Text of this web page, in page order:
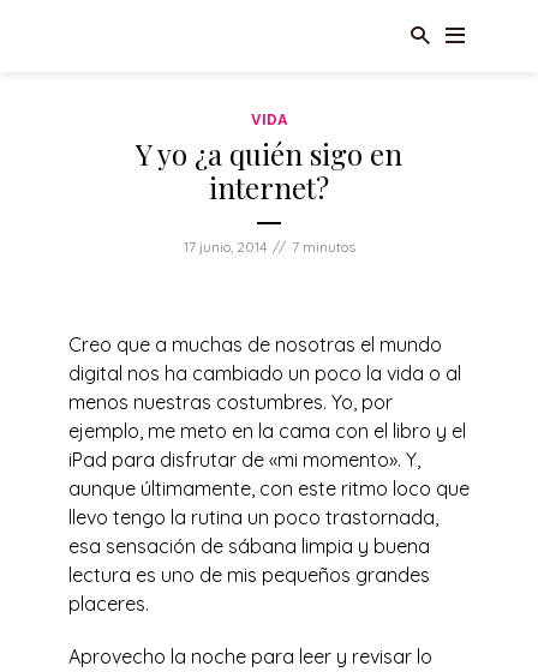
VIDA
Y yo ¿a quién sigo en
internet?
17 junio, 2014 7 minutos
Creo que a muchas de nosotras el mundo
digital nos ha cambiado un poco la vida o al
menos nuestras costumbres. Yo, por
ejemplo, me meto en la cama con el libro y el
iPad para disfrutar de «mi momento». Y,
aunque últimamente, con este ritmo loco que
llevo tengo la rutina un poco trastornada,
esa sensación de sábana limpia y buena
lectura es uno de mis pequeños grandes
placeres.
Aprovecho la noche para leer y revisar lo